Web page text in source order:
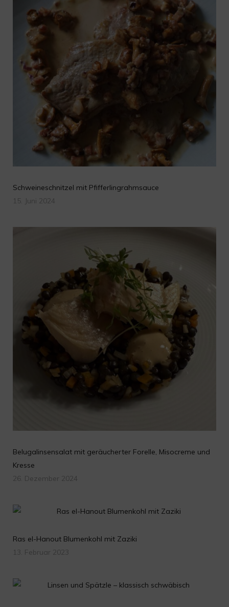
Schweineschnitzel mit Pfifferlingrahmsauce
15. Juni 2024
Belugalinsensalat mit geräucherter Forelle, Misocreme und
Kresse
26. Dezember 2024
Ras el-Hanout Blumenkohl mit Zaziki
13. Februar 2023